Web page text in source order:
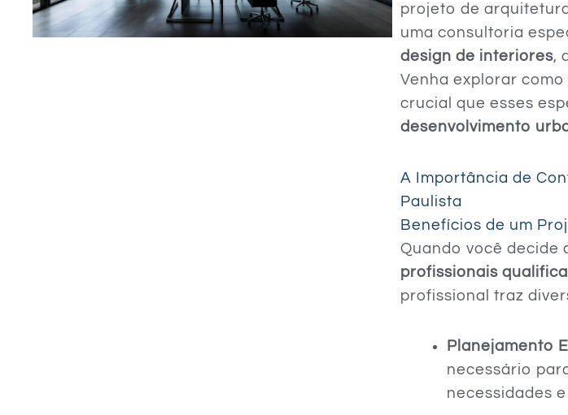
projeto de
uma consultoria
design de interiores,
Venha explorar
crucial que esses
desenvolvimento
A Importância de
Paulista
Benefícios de um
Quando você decide
profissionais
profissional traz
Planejamento
necessário
necessidades